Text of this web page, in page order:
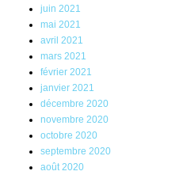
juin 2021
mai 2021
avril 2021
mars 2021
février 2021
janvier 2021
décembre 2020
novembre 2020
octobre 2020
septembre 2020
août 2020